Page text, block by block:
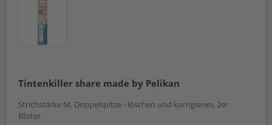
Tintenkiller share made by Pelikan
Strichstärke M, Doppelspitze - löschen und korrigieren, 2er
Blister